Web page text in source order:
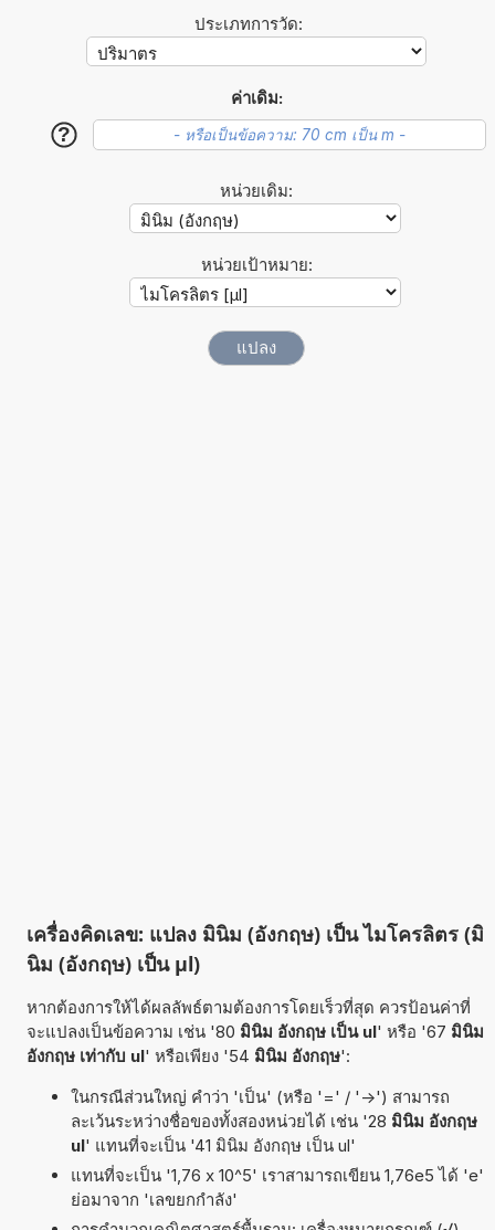
ประเภทการวัด:
ค่าเดิม:
?
หน่วยเดิม:
หน่วยเป้าหมาย:
เครื่องคิดเลข: แปลง มินิม (อังกฤษ) เป็น ไมโครลิตร (มิ
นิม (อังกฤษ) เป็น µl)
หากต้องการให้ได้ผลลัพธ์ตามต้องการโดยเร็วที่สุด ควรป้อนค่าที่
จะแปลงเป็นข้อความ เช่น '80 มินิม อังกฤษ เป็น ul' หรือ '67 มินิม
อังกฤษ เท่ากับ ul' หรือเพียง '54 มินิม อังกฤษ':
ในกรณีส่วนใหญ่ คำว่า 'เป็น' (หรือ '=' / '->') สามารถ
ละเว้นระหว่างชื่อของทั้งสองหน่วยได้ เช่น '28 มินิม อังกฤษ
ul' แทนที่จะเป็น '41 มินิม อังกฤษ เป็น ul'
แทนที่จะเป็น '1,76 x 10^5' เราสามารถเขียน 1,76e5 ได้ 'e'
ย่อมาจาก 'เลขยกกำลัง'